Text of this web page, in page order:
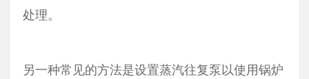
处理。
另一种常见的方法是设置蒸汽往复泵以使用锅炉